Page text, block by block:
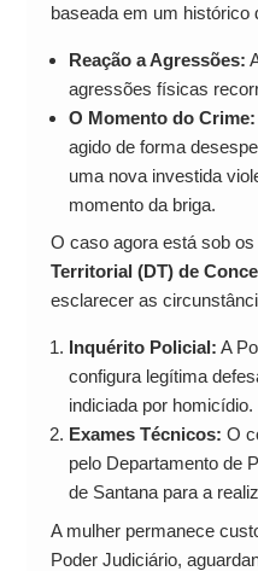
baseada em um histórico
Reação a Agressões:
agressões físicas
O Momento do Crime:
agido de forma
uma nova investida
momento da briga.
O caso agora está sob
Territorial (DT) de
esclarecer as
Inquérito Policial: A
configura legítima
indiciada por homicídio.
Exames Técnicos: O
pelo Departamento de
de Santana para a
A mulher permanece
Poder Judiciário,